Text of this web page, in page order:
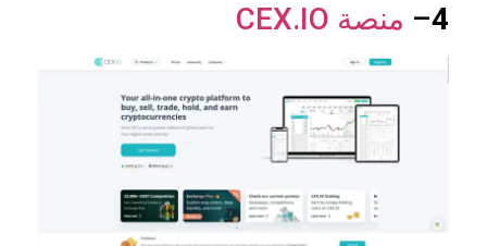
4
– منصة CEX.IO